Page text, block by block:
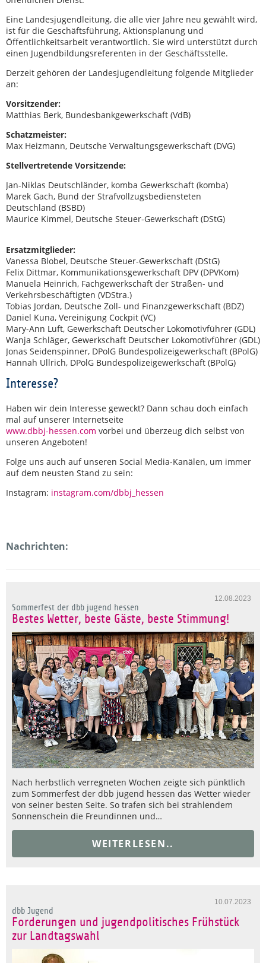
Eine Landesjugendleitung, die alle vier Jahre neu gewählt wird,
ist für die Geschäftsführung, Aktionsplanung und
Öffentlichkeitsarbeit verantwortlich. Sie wird unterstützt durch
einen Jugendbildungsreferenten in der Geschäftsstelle.
Derzeit gehören der Landesjugendleitung folgende Mitglieder
an:
Vorsitzender:
Matthias Berk, Bundesbankgewerkschaft (VdB)
Schatzmeister:
Max Heizmann, Deutsche Verwaltungsgewerkschaft (DVG)
Stellvertretende Vorsitzende:
Jan-Niklas Deutschländer, komba Gewerkschaft (komba)
Marek Gach, Bund der Strafvollzugsbediensteten
Deutschland (BSBD)
Maurice Kimmel, Deutsche Steuer-Gewerkschaft (DStG)
Ersatzmitglieder:
Vanessa Blobel, Deutsche Steuer-Gewerkschaft (DStG)
Felix Dittmar, Kommunikationsgewerkschaft DPV (DPVKom)
Manuela Heinrich, Fachgewerkschaft der Straßen- und
Verkehrsbeschäftigten (VDStra.)
Tobias Jordan, Deutsche Zoll- und Finanzgewerkschaft (BDZ)
Daniel Kuna, Vereinigung Cockpit (VC)
Mary-Ann Luft, Gewerkschaft Deutscher Lokomotivführer (GDL)
Wanja Schläger, Gewerkschaft Deutscher Lokomotivführer (GDL)
Jonas Seidenspinner, DPolG Bundespolizeigewerkschaft (BPolG)
Hannah Ullrich, DPolG Bundespolizeigewerkschaft (BPolG)
Interesse?
Haben wir dein Interesse geweckt? Dann schau doch einfach
mal auf unserer Internetseite
www.dbbj-hessen.com vorbei und überzeug dich selbst von
unseren Angeboten!
Folge uns auch auf unseren Social Media-Kanälen, um immer
auf dem neusten Stand zu sein:
Instagram: instagram.com/dbbj_hessen
Nachrichten:
12.08.2023
Sommerfest der dbb jugend hessen
Bestes Wetter, beste Gäste, beste Stimmung!
Nach herbstlich verregneten Wochen zeigte sich pünktlich
zum Sommerfest der dbb jugend hessen das Wetter wieder
von seiner besten Seite. So trafen sich bei strahlendem
Sonnenschein die Freundinnen und…
WEITERLESEN..
10.07.2023
dbb Jugend
Forderungen und jugendpolitisches Frühstück
zur Landtagswahl